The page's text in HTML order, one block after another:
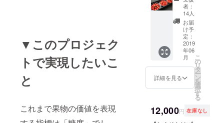
▼このプロジェク
トで実現したいこ
と
これまで果物の価値を表現
す。通
常は百
貨店で
のギフ
トとし
て1パッ
ク2,500
円以上
で販売
されて
得にお
求めい
とさく
らんぼ
を楽し
みた
い」と
いう方
向けの
プラン
です。
240g入
りパッ
クが3つ
お得な
プラン
者：
14人
お届
け予
定：
2019
年06
月
詳細を見る
こ
の
リ
タ
ー
ン
を
選
択
す
る
12,000円 在庫なし